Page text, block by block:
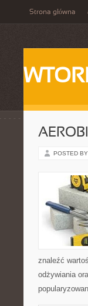
Strona główna
POSTED
znaleźć
odżywiania